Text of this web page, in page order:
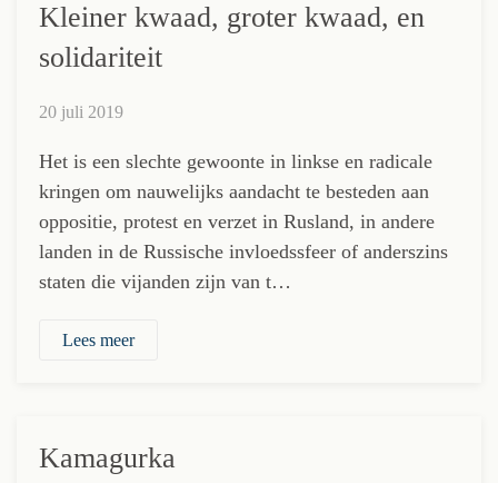
Kleiner kwaad, groter kwaad, en
solidariteit
20 juli 2019
Het is een slechte gewoonte in linkse en radicale
kringen om nauwelijks aandacht te besteden aan
oppositie, protest en verzet in Rusland, in andere
landen in de Russische invloedssfeer of anderszins
staten die vijanden zijn van t…
Lees meer
Kamagurka